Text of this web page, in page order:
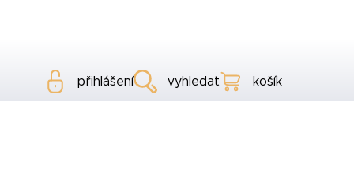
přihlášení vyhledat košík